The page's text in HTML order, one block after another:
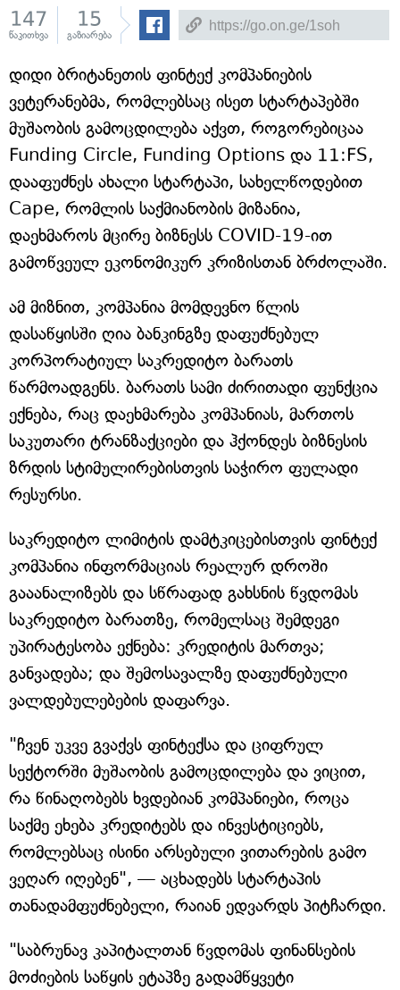
147
წაკითხვა
15
გაზიარება
დიდი ბრიტანეთის ფინტექ კომპანიების
ვეტერანებმა, რომლებსაც ისეთ სტარტაპებში
მუშაობის გამოცდილება აქვთ, როგორებიცაა
Funding Circle, Funding Options და 11:FS,
დააფუძნეს ახალი სტარტაპი, სახელწოდებით
Cape, რომლის საქმიანობის მიზანია,
დაეხმაროს მცირე ბიზნესს COVID-19-ით
გამოწვეულ ეკონომიკურ კრიზისთან ბრძოლაში.
ამ მიზნით, კომპანია მომდევნო წლის
დასაწყისში ღია ბანკინგზე დაფუძნებულ
კორპორატიულ საკრედიტო ბარათს
წარმოადგენს. ბარათს სამი ძირითადი ფუნქცია
ექნება, რაც დაეხმარება კომპანიას, მართოს
საკუთარი ტრანზაქციები და ჰქონდეს ბიზნესის
ზრდის სტიმულირებისთვის საჭირო ფულადი
რესურსი.
საკრედიტო ლიმიტის დამტკიცებისთვის ფინტექ
კომპანია ინფორმაციას რეალურ დროში
გააანალიზებს და სწრაფად გახსნის წვდომას
საკრედიტო ბარათზე, რომელსაც შემდეგი
უპირატესობა ექნება: კრედიტის მართვა;
განვადება; და შემოსავალზე დაფუძნებული
ვალდებულებების დაფარვა.
"ჩვენ უკვე გვაქვს ფინტექსა და ციფრულ
სექტორში მუშაობის გამოცდილება და ვიცით,
რა წინაღობებს ხვდებიან კომპანიები, როცა
საქმე ეხება კრედიტებს და ინვესტიციებს,
რომლებსაც ისინი არსებული ვითარების გამო
ვეღარ იღებენ", — აცხადებს სტარტაპის
თანადამფუძნებელი, რაიან ედვარდს პიტჩარდი.
"საბრუნავ კაპიტალთან წვდომას ფინანსების
მოძიების საწყის ეტაპზე გადამწყვეტი